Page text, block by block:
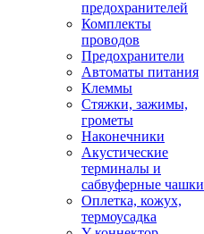
предохранителей
Комплекты
проводов
Предохранители
Автоматы питания
Клеммы
Стяжки, зажимы,
грометы
Наконечники
Акустические
терминалы и
сабвуферные чашки
Оплетка, кожух,
термоусадка